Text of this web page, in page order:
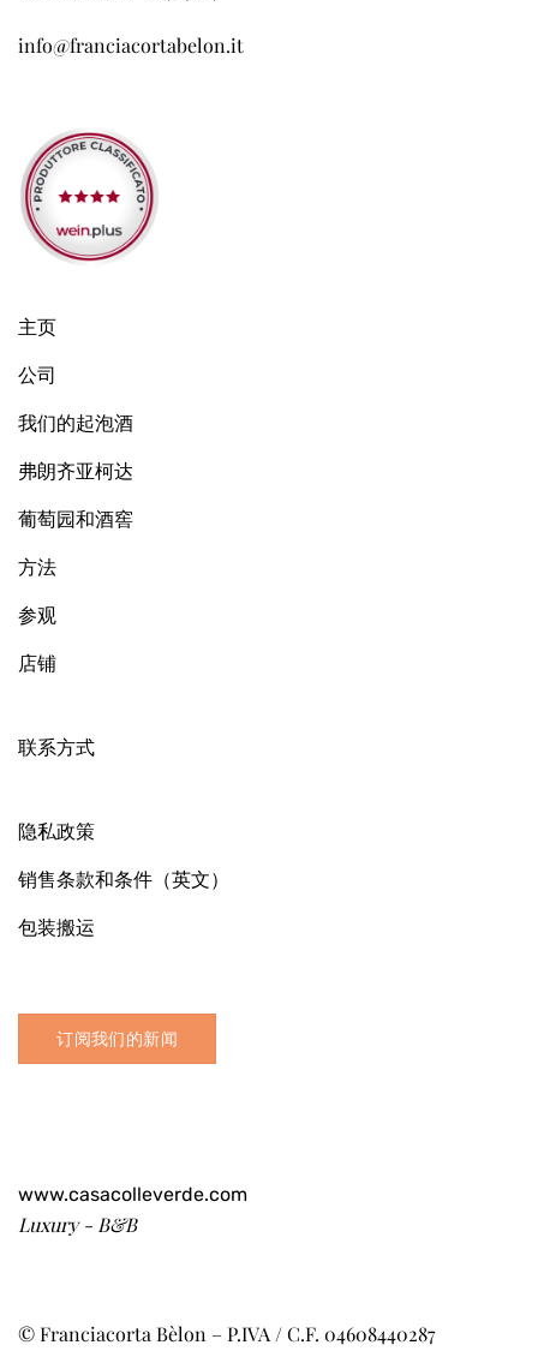
info@franciacortabelon.it
主页
公司
我们的起泡酒
弗朗齐亚柯达
葡萄园和酒窖
方法
参观
店铺
联系方式
隐私政策
销售条款和条件（英文）
包装搬运
订阅我们的新闻
www.casacolleverde.com
Luxury - B&B
© Franciacorta Bèlon – P.IVA / C.F. 04608440287